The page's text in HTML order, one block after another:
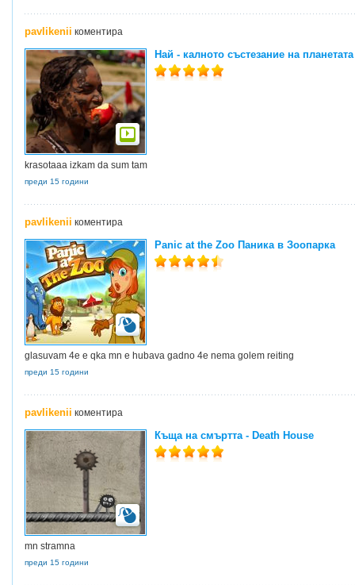
pavlikenii коментира
Най - калното състезание на
krasotaaa izkam da sum tam
преди 15 години
pavlikenii коментира
Panic at the Zoo Паника в Зоопарка
glasuvam 4e e qka mn e hubava gadno 4e nema golem reiting
преди 15 години
pavlikenii коментира
Къща на смъртта - Death House
mn stramna
преди 15 години